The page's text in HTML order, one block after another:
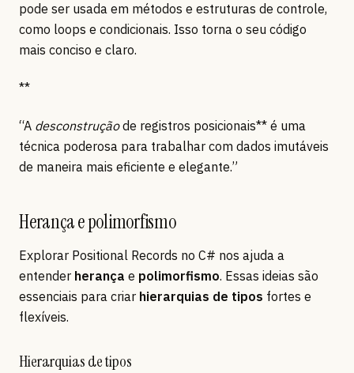
pode ser usada em métodos e estruturas de controle,
como loops e condicionais. Isso torna o seu código
mais conciso e claro.
**
“A desconstruçãode registros posicionais** é uma
técnica poderosa para trabalhar com dados imutáveis
de maneira mais eficiente e elegante.”
Herança e polimorfismo
Explorar Positional Records no C# nos ajuda a
entender herança e polimorfismo. Essas ideias são
essenciais para criar hierarquias de tipos fortes e
flexíveis.
Hierarquias de tipos